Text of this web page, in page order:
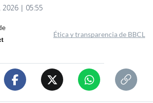
2026 | 05:55
Ética y transparencia de BBCL